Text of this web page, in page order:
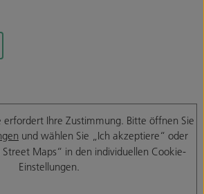
erfordert Ihre Zustimmung. Bitte öffnen Sie
und wählen Sie „Ich akzeptiere“ oder
Maps“ in den individuellen Cookie-
Einstellungen.